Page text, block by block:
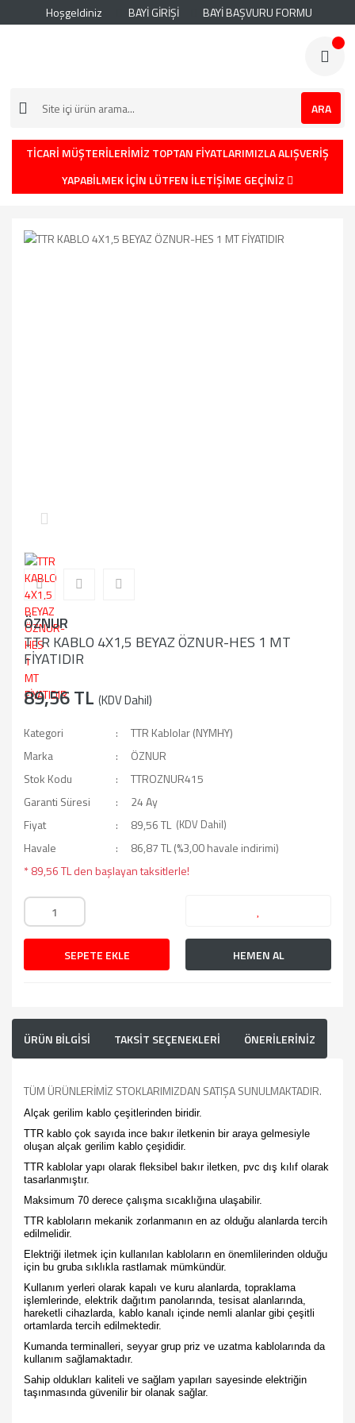
Hoşgeldiniz BAYİ GİRİŞİ BAYİ BAŞVURU FORMU
ARA
TİCARİ MÜŞTERİLERİMİZ TOPTAN FİYATLARIMIZLA ALIŞVERİŞ
YAPABİLMEK İÇİN LÜTFEN İLETİŞİME GEÇİNİZ
ÖZNUR
TTR KABLO 4X1,5 BEYAZ ÖZNUR-HES 1 MT
FİYATIDIR
89,56 TL (KDV Dahil)
Kategori
TTR Kablolar (NYMHY)
Marka
ÖZNUR
Stok Kodu
TTROZNUR415
Garanti Süresi
24 Ay
Fiyat
89,56 TL (KDV Dahil)
Havale
86,87 TL (%3,00 havale indirimi)
* 89,56 TL den başlayan taksitlerle!
SEPETE EKLE HEMEN AL
ÜRÜN BİLGİSİ TAKSİT SEÇENEKLERİ ÖNERİLERİNİZ
TÜM ÜRÜNLERİMİZ STOKLARIMIZDAN SATIŞA SUNULMAKTADIR.
Alçak gerilim kablo çeşitlerinden biridir.
TTR kablo çok sayıda ince bakır iletkenin bir araya gelmesiyle
oluşan alçak gerilim kablo çeşididir.
TTR kablolar yapı olarak fleksibel bakır iletken, pvc dış kılıf olarak
tasarlanmıştır.
Maksimum 70 derece çalışma sıcaklığına ulaşabilir.
TTR kabloların mekanik zorlanmanın en az olduğu alanlarda tercih
edilmelidir.
Elektriği iletmek için kullanılan kabloların en önemlilerinden olduğu
için bu gruba sıklıkla rastlamak mümkündür.
Kullanım yerleri olarak kapalı ve kuru alanlarda, topraklama
işlemlerinde, elektrik dağıtım panolarında, tesisat alanlarında,
hareketli cihazlarda, kablo kanalı içinde nemli alanlar gibi çeşitli
ortamlarda tercih edilmektedir.
Kumanda terminalleri, seyyar grup priz ve uzatma kablolarında da
kullanım sağlamaktadır.
Sahip oldukları kaliteli ve sağlam yapıları sayesinde elektriğin
taşınmasında güvenilir bir olanak sağlar.